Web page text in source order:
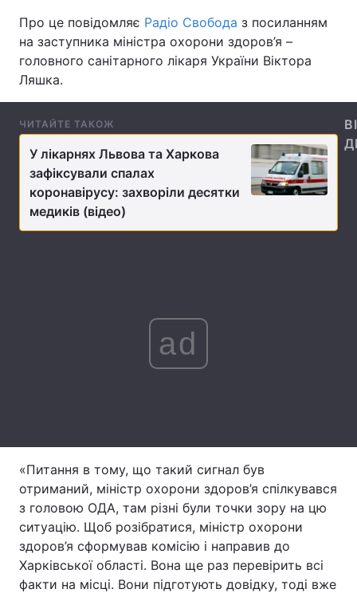
Україна Політика
Економіка Світ
Техно і зв'язок Лайт
Зброя
Здоров'я Туризм
Статті
Послуги
Про це повідомляє Радіо Свобода з посиланням
на заступника міністра охорони здоров’я –
головного санітарного лікаря України Віктора
Ляшка.
ЧИТАЙТЕ ТАКОЖ
У лікарнях Львова та Харкова
зафіксували спалах
коронавірусу: захворіли десятки
медиків (відео)
ad
«Питання в тому, що такий сигнал був
отриманий, міністр охорони здоров’я спілкувався
з головою ОДА, там різні були точки зору на цю
ситуацію. Щоб розібратися, міністр охорони
здоров’я сформував комісію і направив до
Харківської області. Вона ще раз перевірить всі
факти на місці. Вони підготують довідку, тоді вже